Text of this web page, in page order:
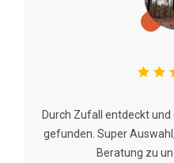
Durch Zufall entdeckt
gefunden. Super
Beratung zu un...